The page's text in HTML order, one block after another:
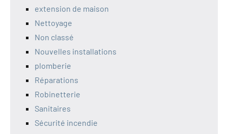
extension de maison
Nettoyage
Non classé
Nouvelles installations
plomberie
Réparations
Robinetterie
Sanitaires
Sécurité incendie